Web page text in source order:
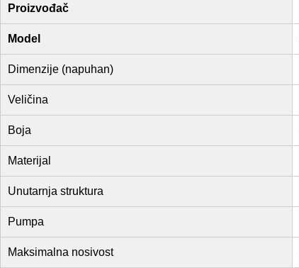
Proizvođač
Model
Dimenzije (napuhan)
Veličina
Boja
Materijal
Unutarnja struktura
Pumpa
Maksimalna nosivost